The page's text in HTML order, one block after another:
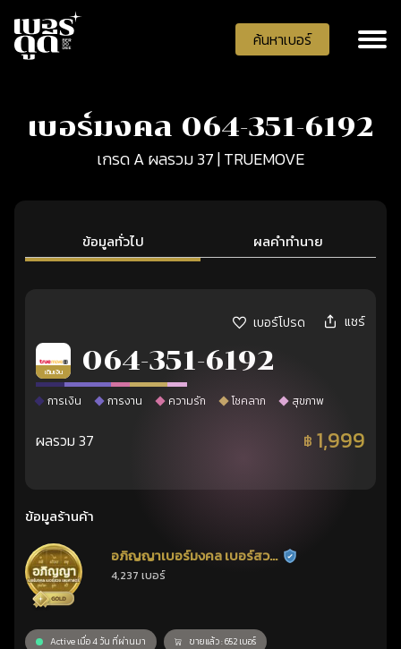
ค้นหาเบอร์
เบอร์มงคล 064-351-6192
เกรด A ผลรวม 37 | TRUEMOVE
ข้อมูลทั่วไป ผลคำทำนาย
เบอร์โปรด แชร์
เติมเงิน 064-351-6192
การเงิน การงาน ความรัก โชคลาภ สุขภาพ
ผลรวม 37 ฿ 1,999
ข้อมูลร้านค้า
อภิญญาเบอร์มงคล เบอร์สวย
เลขศาสตร์
ร้านยืนยันแล้ว
4,237 เบอร์
Active เมื่อ 4 วัน ที่ผ่านมา ขายแล้ว : 652 เบอร์